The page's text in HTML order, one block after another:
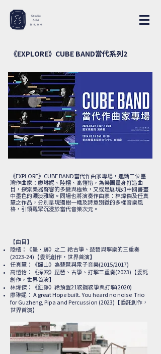
《EXPLORE》CUBE BAND當代系列2
《EXPLORE》CUBE BAND當代作曲家專場，邀請三位臺
灣作曲家：廖琳妮、陸橒、高愷怡，為樂團量身打造曲
目，探索樂器聲響的多變與極致，又或是展現如中國書畫
中墨色的濃淡雅緻。同場也將演奏作曲家：林煒傑及任真
慧之作品，分別呈現獨樹一幟及詩意別緻的多樣音樂風
格，引領觀眾沉浸於當代音樂次元。
【曲目】
陸橒：《墨・跡》之二 給古箏、琵琶與擊樂的三重奏
(2023-24)【委託創作，世界首演】
任真慧：《歸山》為琵琶與電子音樂(2015/2017)
高愷怡：《探索》琵琶、古箏、打擊三重奏(2023)【委託
創作，世界首演】
林煒傑：《鉦錚》給預置21絃鋼絃箏與打擊(2020)
廖琳妮： A great Hope built. You heard no noise Trio
for Guzheng, Pipa and Percussion (2023) 【委託創作，
世界首演】